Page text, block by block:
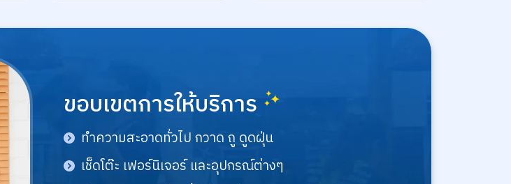
ขอบเขตการให้บริการ
ทำความสะอาดทั่วไป กวาด ถู ดูดฝุ่น
เช็ดโต๊ะ เฟอร์นิเจอร์ และอุปกรณ์ต่างๆ